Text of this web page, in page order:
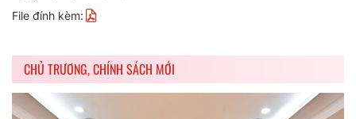
File đính kèm:
CHỦ TRƯƠNG, CHÍNH SÁCH MỚI